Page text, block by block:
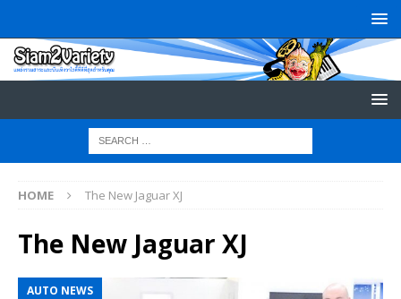
HOME The New Jaguar XJ
The New Jaguar XJ
AUTO NEWS